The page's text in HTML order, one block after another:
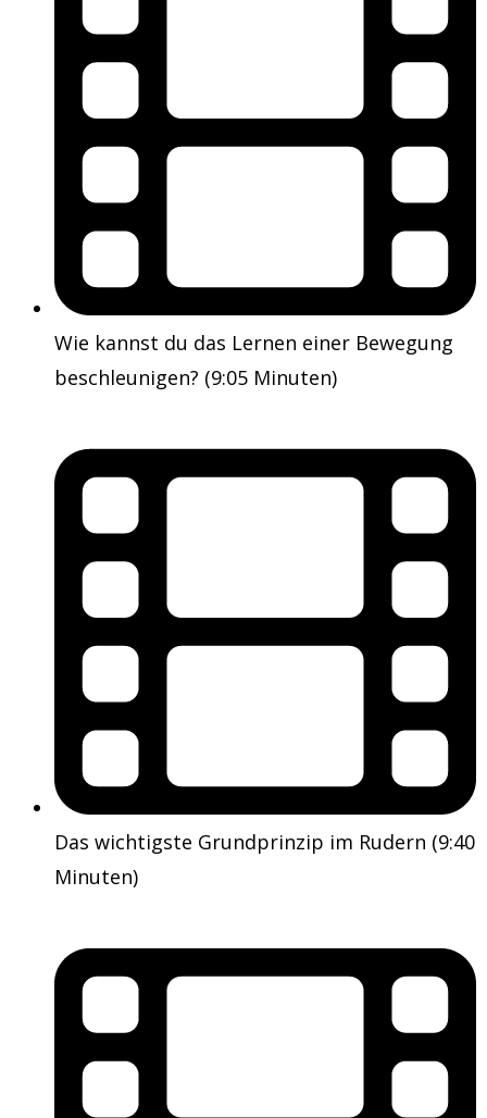
Wie kannst du das Lernen einer Bewegung
beschleunigen? (9:05 Minuten)
Das wichtigste Grundprinzip im Rudern (9:40
Minuten)